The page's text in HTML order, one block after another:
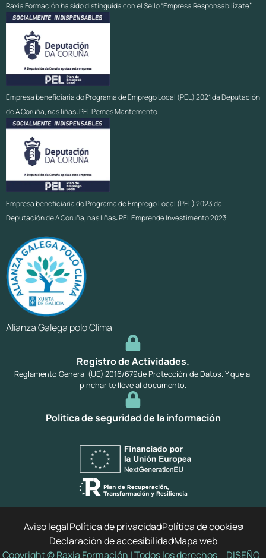
Raxia Formación ha sido distinguida con el Sello “Empresa Responsabilízate”
Empresa beneficiaria do Programa de Emprego Local (PEL) 2021 da Deputación
de A Coruña, nas liñas: PEL Pemes Mantemento.
Empresa beneficiaria do Programa de Emprego Local (PEL) 2023 da
Deputación de A Coruña, nas liñas: PEL Emprende Investimento 2023
Alianza Galega polo Clima
Registro de Actividades.
Reglamento General (UE) 2016/679de Protección de Datos. Y que al
pinchar te lleve al documento.
Política de seguridad de la información
Aviso legalPolítica de privacidadPolítica de cookies
Declaración de accesibilidadMapa web
Copyright © Raxia Formación | Todos los derechos
DISEÑO